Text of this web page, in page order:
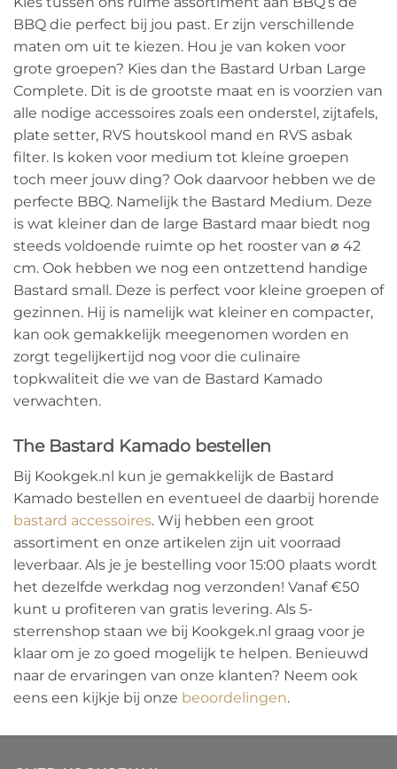
BBQ die perfect bij jou past. Er zijn verschillende
maten om uit te kiezen. Hou je van koken voor
grote groepen? Kies dan the Bastard Urban Large
Complete. Dit is de grootste maat en is voorzien van
alle nodige accessoires zoals een onderstel, zijtafels,
plate setter, RVS houtskool mand en RVS asbak
filter. Is koken voor medium tot kleine groepen
toch meer jouw ding? Ook daarvoor hebben we de
perfecte BBQ. Namelijk the Bastard Medium. Deze
is wat kleiner dan de large Bastard maar biedt nog
steeds voldoende ruimte op het rooster van ⌀ 42
cm. Ook hebben we nog een ontzettend handige
Bastard small. Deze is perfect voor kleine groepen of
gezinnen. Hij is namelijk wat kleiner en compacter,
kan ook gemakkelijk meegenomen worden en
zorgt tegelijkertijd nog voor die culinaire
topkwaliteit die we van de Bastard Kamado
verwachten.
The Bastard Kamado bestellen
Bij Kookgek.nl kun je gemakkelijk de Bastard
Kamado bestellen en eventueel de daarbij horende
bastard accessoires. Wij hebben een groot
assortiment en onze artikelen zijn uit voorraad
leverbaar. Als je je bestelling voor 15:00 plaats wordt
het dezelfde werkdag nog verzonden! Vanaf €50
kunt u profiteren van gratis levering. Als 5-
sterrenshop staan we bij Kookgek.nl graag voor je
klaar om je zo goed mogelijk te helpen. Benieuwd
naar de ervaringen van onze klanten? Neem ook
eens een kijkje bij onze beoordelingen.